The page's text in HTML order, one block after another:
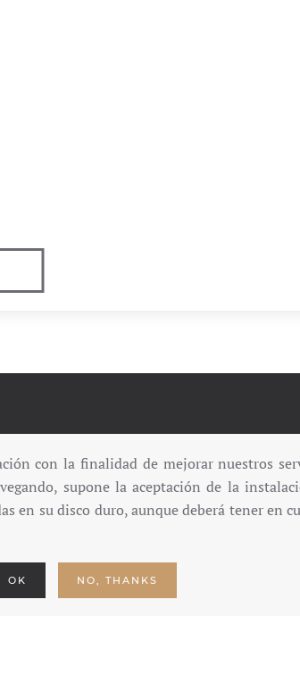
Dirección: Avenida
Código Postal 22330 / Aínsa,
Telefono:
con la finalidad de mejorar nuestros
supone la aceptación de la
en su disco duro, aunque deberá tener en
OK NO, THANKS